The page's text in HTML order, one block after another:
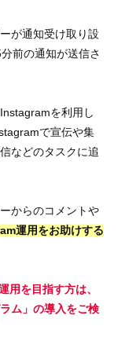
が通知受け取り設
前の通知が送信さ
を利用し
で宣伝や集
などのタスクに追
からのコメントや
運用をお助けする
用を目指す方は、
ム」の導入をご検